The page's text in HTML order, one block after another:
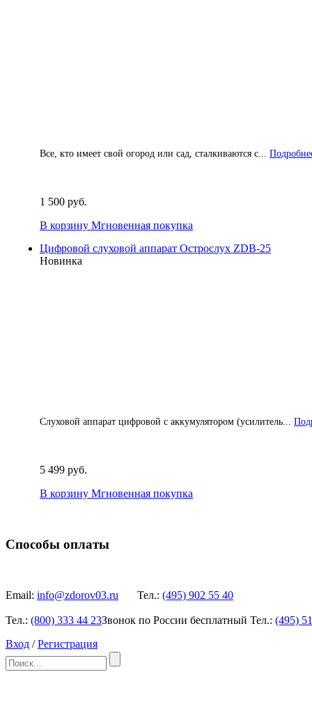
Все, кто имеет свой огород или сад, сталкиваются с...
1 500 руб.
В корзину Мгновенная покупка
Цифровой слуховой аппарат Острослух ZDB-25
Новинка
Слуховой аппарат цифровой с аккумулятором (усилитель...
5 499 руб.
В корзину Мгновенная покупка
Способы оплаты
Email: info@zdorov03.ru Тел.: (495) 902 55 40
Тел.: (800) 333 44 23Звонок по России бесплатный Тел.: (495)
Вход /Регистрация